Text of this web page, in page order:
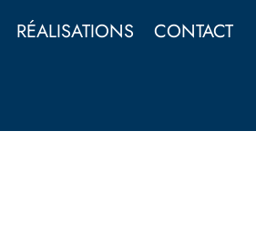
RÉALISATIONS CONTACT